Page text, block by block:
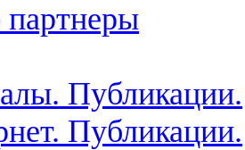
Публикации.
Публикации.